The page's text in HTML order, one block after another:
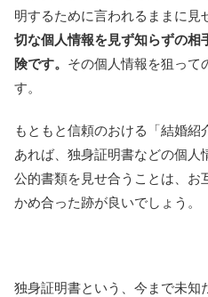
明するために言われるままに見
切な個人情報を見ず知らずの相
険です。 その個人情報を狙って
す。
もともと信頼のおける「結婚
あれば、独身証明書などの個人
公的書類を見せ合うことは、お
かめ合った跡が良いでしょう。
独身証明書という、今まで未知